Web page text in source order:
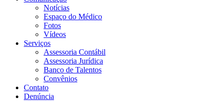
Notícias
Espaço do Médico
Fotos
Vídeos
Serviços
Assessoria Contábil
Assessoria Jurídica
Banco de Talentos
Convênios
Contato
Denúncia